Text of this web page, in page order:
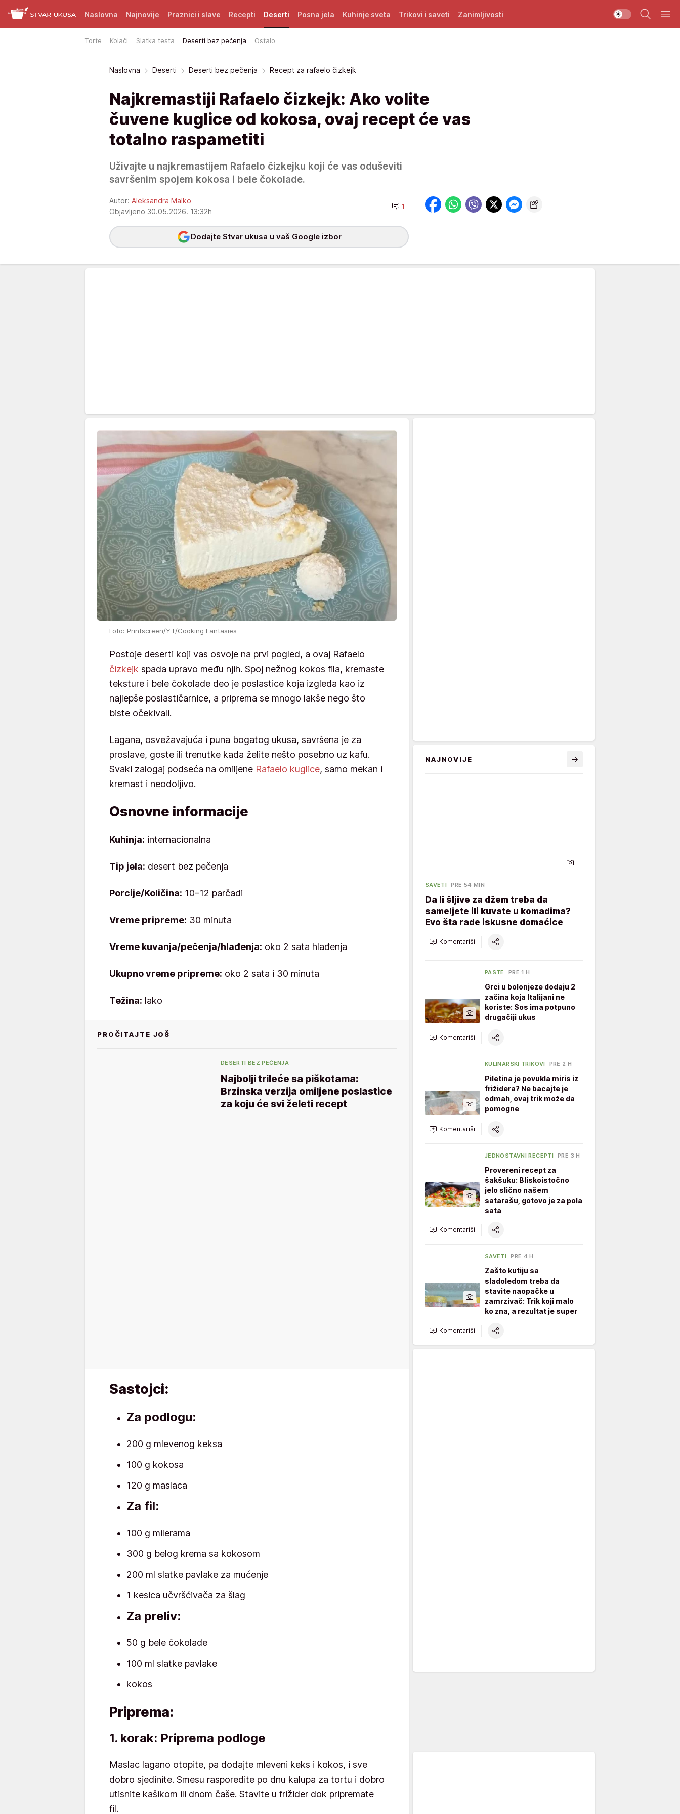
Naslovna Najnovije Praznici i slave Recepti Deserti
Torte Kolači Slatka testa Deserti bez pečenja Ostalo
Posna jela Kuhinje sveta Trikovi i saveti Zanimljivosti
Naslovna Deserti Deserti bez pečenja Recept za rafaelo čizkejk
Najkremastiji Rafaelo čizkejk: Ako volite
čuvene kuglice od kokosa, ovaj recept će vas
totalno raspametiti
Uživajte u najkremastijem Rafaelo čizkejku koji će vas oduševiti
savršenim spojem kokosa i bele čokolade.
Autor: Aleksandra Malko
Objavljeno 30.05.2026. 13:32h
1
Dodajte Stvar ukusa u vaš Google izbor
Foto: Printscreen/YT/Cooking Fantasies
Postoje deserti koji vas osvoje na prvi pogled, a ovaj Rafaelo
čizkejk spada upravo među njih. Spoj nežnog kokos fila, kremaste
teksture i bele čokolade deo je poslastice koja izgleda kao iz
najlepše poslastičarnice, a priprema se mnogo lakše nego što
biste očekivali.
Lagana, osvežavajuća i puna bogatog ukusa, savršena je za
proslave, goste ili trenutke kada želite nešto posebno uz kafu.
Svaki zalogaj podseća na omiljene Rafaelo kuglice, samo mekan i
kremast i neodoljivo.
Osnovne informacije
Kuhinja: internacionalna
Tip jela: desert bez pečenja
Porcije/Količina: 10–12 parčadi
Vreme pripreme: 30 minuta
Vreme kuvanja/pečenja/hlađenja: oko 2 sata hlađenja
Ukupno vreme pripreme: oko 2 sata i 30 minuta
Težina: lako
PROČITAJTE JOŠ
DESERTI BEZ PEČENJA
Najbolji trileće sa piškotama:
Brzinska verzija omiljene poslastice
za koju će svi želeti recept
Sastojci:
Za podlogu:
200 g mlevenog keksa
100 g kokosa
120 g maslaca
Za fil:
100 g milerama
300 g belog krema sa kokosom
200 ml slatke pavlake za mućenje
1 kesica učvršćivača za šlag
Za preliv:
50 g bele čokolade
100 ml slatke pavlake
kokos
Priprema:
1. korak: Priprema podloge
Maslac lagano otopite, pa dodajte mleveni keks i kokos, i sve
dobro sjedinite. Smesu rasporedite po dnu kalupa za tortu i dobro
utisnite kašikom ili dnom čaše. Stavite u frižider dok pripremate
fil.
NAJNOVIJE
SAVETI PRE 54 MIN
Da li šljive za džem treba da
sameljete ili kuvate u komadima?
Evo šta rade iskusne domaćice
Komentariši
PASTE PRE 1 H
Grci u bolonjeze dodaju 2
začina koja Italijani ne
koriste: Sos ima potpuno
drugačiji ukus
Komentariši
KULINARSKI TRIKOVI PRE 2 H
Piletina je povukla miris iz
frižidera? Ne bacajte je
odmah, ovaj trik može da
pomogne
Komentariši
JEDNOSTAVNI RECEPTI PRE 3 H
Provereni recept za
šakšuku: Bliskoistočno
jelo slično našem
satarašu, gotovo je za pola
sata
Komentariši
SAVETI PRE 4 H
Zašto kutiju sa
sladoledom treba da
stavite naopačke u
zamrzivač: Trik koji malo
ko zna, a rezultat je super
Komentariši